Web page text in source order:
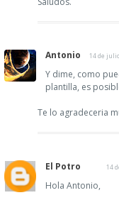
Antonio 14 de
Y dime, como
plantilla, es
Te lo agradeceria
El Potro 14
Hola Antonio,